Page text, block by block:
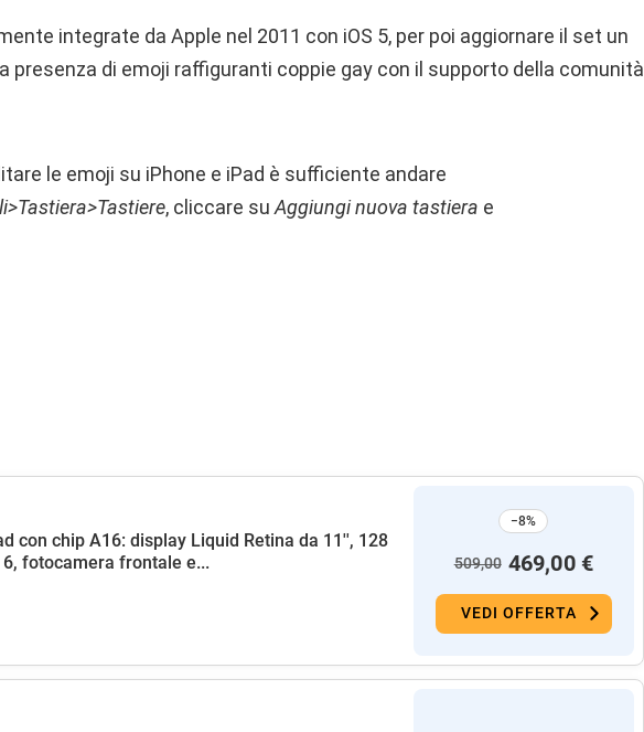
integrate da Apple nel 2011 con iOS 5, per poi aggiornare il set un
presenza di emoji raffiguranti coppie gay con il supporto della comunità
le emoji su iPhone e iPad è sufficiente andare
, cliccare su Aggiungi nuova tastiera e
con chip A16: display Liquid Retina da 11'', 128
6, fotocamera frontale e...
−8%
509,00 469,00 €
VEDI OFFERTA